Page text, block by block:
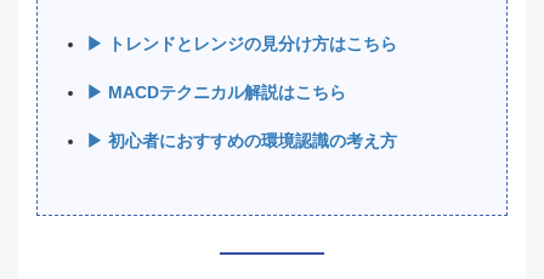
▶ トレンドとレンジの見分け方はこちら
▶ MACDテクニカル解説はこちら
▶ 初心者におすすめの環境認識の考え方